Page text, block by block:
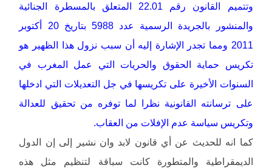
وتتميم القانون رقم 22.01 المتعلق بالمسطرة الجنائية
والمنشور بالجريدة الرسمية عدد 5988 بتاريخ 20 أكتوبر
2011 ومما تجدر الإشارة إليه أن سبب نزول هذا الظهير هو
تكريس حماية الحقوق والحريات التي عمل المغرب في
السنوات الأخيرة على تكريسها في جل التعديلات التي ادخلها
على ترسانته القانونية نظرا لما توفره من تحقيق للعدالة
وتكريس سياسة عدم الإفلات من العقاب.
كما انه للحديث عن أي قانون لابد وان نشير إلى إن الدول
الديمقراطية والمتطورة كانت سباقة لتنظيم مثل هذه